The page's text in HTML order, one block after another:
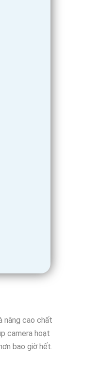
nâng cao chất
camera hoạt
bao giờ hết.